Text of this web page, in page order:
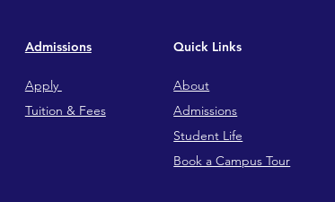
Admissions
Apply
Tuition & Fees
Quick Links
About
Admissions
Student Life
Book a Campus Tour